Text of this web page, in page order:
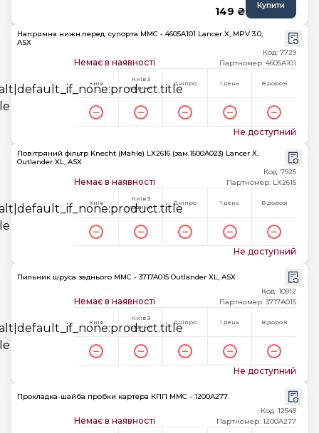
149 ₴ Купити
Напрямна нижн.перед. супорта MMC - 4605A101 Lancer X, MPV 3.0,
ASX
Немає в наявності
Код: 7729
Партномер: 4605A101
Київ
Київ 3
години
Дніпро 1 день В дорозі
Не доступний
Повітряний фільтр Knecht (Mahle) LX2616 (зам.1500A023) Lancer X,
Outlander XL, ASX
Немає в наявності
Код: 7925
Партномер: LX2616
Київ
Київ 3
години
Дніпро 1 день В дорозі
Не доступний
Пильник шруса заднього MMC - 3717A015 Outlander XL, ASX
Немає в наявності
Код: 10912
Партномер: 3717A015
Київ
Київ 3
години
Дніпро 1 день В дорозі
Не доступний
Прокладка-шайба пробки картера КПП MMC - 1200A277
Немає в наявності
Код: 12549
Партномер: 1200A277